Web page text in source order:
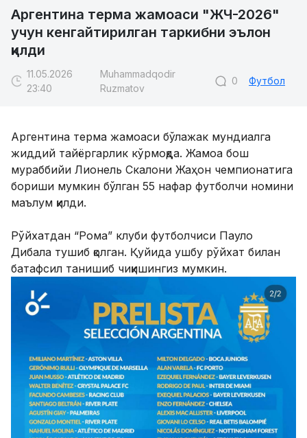
Аргентина терма жамоаси "ЖЧ-2026"
учун кенгайтирилган таркибни эълон
қилди
11.05.2026
23:40
Muhammadqodir
Ruzmatov
0 Футбол
Аргентина терма жамоаси бўлажак мундиалга
жиддий тайёргарлик кўрмоқда. Жамоа бош
мураббийи Лионель Скалони Жаҳон чемпионатига
бориши мумкин бўлган 55 нафар футболчи номини
маълум қилди.
Рўйхатдан “Рома” клуби футболчиси Пауло
Дибала тушиб қолган. Қуйида ушбу рўйхат билан
батафсил танишиб чиқишингиз мумкин.